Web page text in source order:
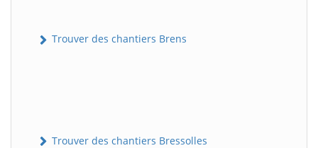
Trouver des chantiers Brens
Trouver des chantiers Bressolles